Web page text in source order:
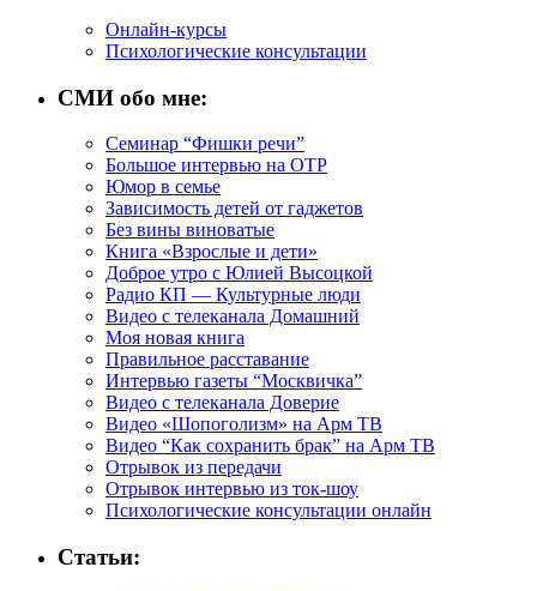
Онлайн-курсы
Психологические консультации
СМИ обо мне:
Семинар “Фишки речи”
Большое интервью на ОТР
Юмор в семье
Зависимость детей от гаджетов
Без вины виноватые
Книга «Взрослые и дети»
Доброе утро с Юлией Высоцкой
Радио КП — Культурные люди
Видео с телеканала Домашний
Моя новая книга
Правильное расставание
Интервью газеты “Москвичка”
Видео с телеканала Доверие
Видео «Шопоголизм» на Арм ТВ
Видео “Как сохранить брак” на Арм ТВ
Отрывок из передачи
Отрывок интервью из ток-шоу
Психологические консультации онлайн
Статьи: